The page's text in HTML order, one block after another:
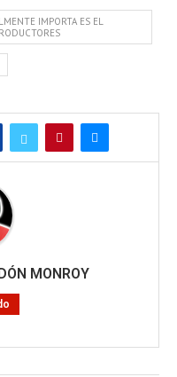
IMPORTA ES EL
MONROY